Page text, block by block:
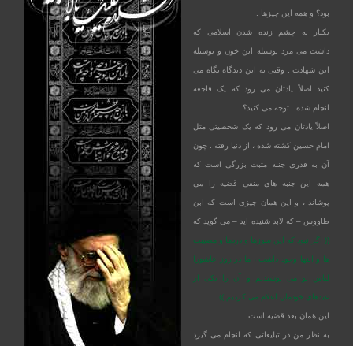
بود؟ و همه این چیزها .
یکبار به چشم زنده شدن اسلامی که
داشت می مرد بوسیله این خون و بوسیله
این شهادت . وقتی به این دیدگاه نگاه می
کنید اصلاً یادتان می رود که یک فاجعه
انجام شده . توجه می کنید؟
اصلاً یادتان می رود که یک شخصیتی مثل
امام حسین کشته شده ، از دنیا رفته . چون
آن به قدری جنبه مثبت بزرگی است که
همه این جنبه های منفی قضیه را می
پوشاند ، و این همان چیزی است که ابن
طاووس – که لابد شنیده اید – می گوید که
(( اگر نبود که این سوزها و دردها و مصیبت
ها و اینها وجود داشت ، ما در روز عاشورا
لباس نو می پوشیدیم و آن را یکی از
عیدهای خودمان اعلام می کردیم )).
این همان بعد قضیه است .
به نظر من در تبلیغاتی که انجام می گیرد